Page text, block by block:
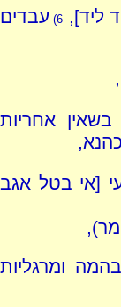
ליד], 6) עבדים
אחריות
[אי בטל אגב
ומרגליות